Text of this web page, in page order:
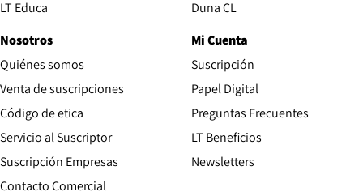
LT Educa
Duna CLOpens in new window
Nosotros
Quiénes somos
Venta de suscripciones
Código de etica Opens in new window
Servicio al Suscriptor
Suscripción Empresas
Contacto ComercialOpens in new window
Mi Cuenta
Suscripción
Papel DigitalOpens in new
Preguntas Frecuentes
LT Beneficios
Newsletters